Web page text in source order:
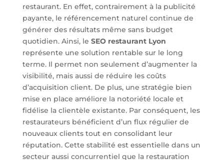
restaurant. En effet, contrairement à la publicité
payante, le référencement naturel continue de
générer des résultats même sans budget
quotidien. Ainsi, le SEO restaurant Lyon
représente une solution rentable sur le long
terme. Il permet non seulement d’augmenter la
visibilité, mais aussi de réduire les coûts
d’acquisition client. De plus, une stratégie bien
mise en place améliore la notoriété locale et
fidélise la clientèle existante. Par conséquent, les
restaurateurs bénéficient d’un flux régulier de
nouveaux clients tout en consolidant leur
réputation. Cette stabilité est essentielle dans un
secteur aussi concurrentiel que la restauration